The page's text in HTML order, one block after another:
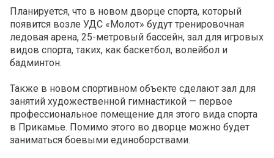
Планируется, что в новом дворце спорта, который
появится возле УДС «Молот» будут тренировочная
ледовая арена, 25-метровый бассейн, зал для игровых
видов спорта, таких, как баскетбол, волейбол и
бадминтон.
Также в новом спортивном объекте сделают зал для
занятий художественной гимнастикой — первое
профессиональное помещение для этого вида спорта
в Прикамье. Помимо этого во дворце можно будет
заниматься боевыми единоборствами.